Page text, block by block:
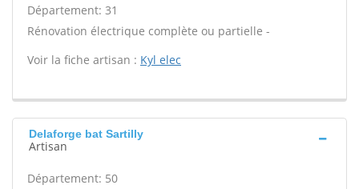
Département: 31
Rénovation électrique complète ou partielle -
Voir la fiche artisan : Kyl elec
Delaforge bat Sartilly
Artisan
Département: 50